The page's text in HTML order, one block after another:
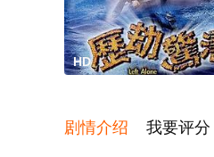
HD
剧情介绍 我要评分